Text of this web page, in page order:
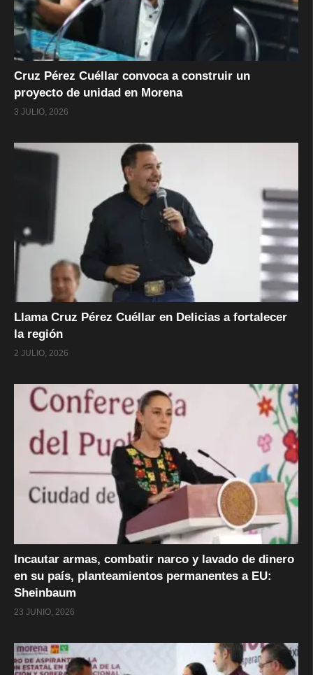
Cruz Pérez Cuéllar convoca a construir un
proyecto de unidad en Morena
3 JULIO, 2026
Llama Cruz Pérez Cuéllar en Delicias a fortalecer
la región
2 JULIO, 2026
Incautar armas, combatir narco y lavado de dinero
en su país, planteamientos permanentes a EU:
Sheinbaum
23 JUNIO, 2026